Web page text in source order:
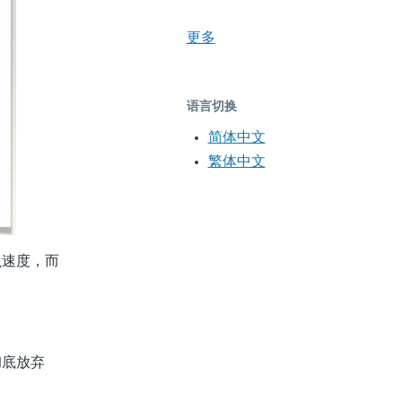
度，而
放弃
更多
语言切换
简体中文
繁体中文